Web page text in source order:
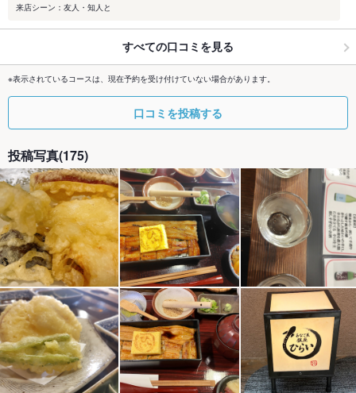
来店シーン：友人・知人と
すべての口コミを見る
※表示されているコースは、現在予約を受け付けていない場合があります。
口コミを投稿する
投稿写真(175)